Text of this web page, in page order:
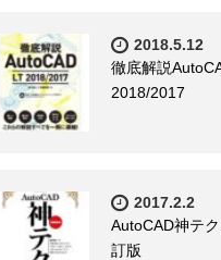
2018.5.12
徹底解説
2018/2017
2017.2.2
AutoCAD神テ
訂版